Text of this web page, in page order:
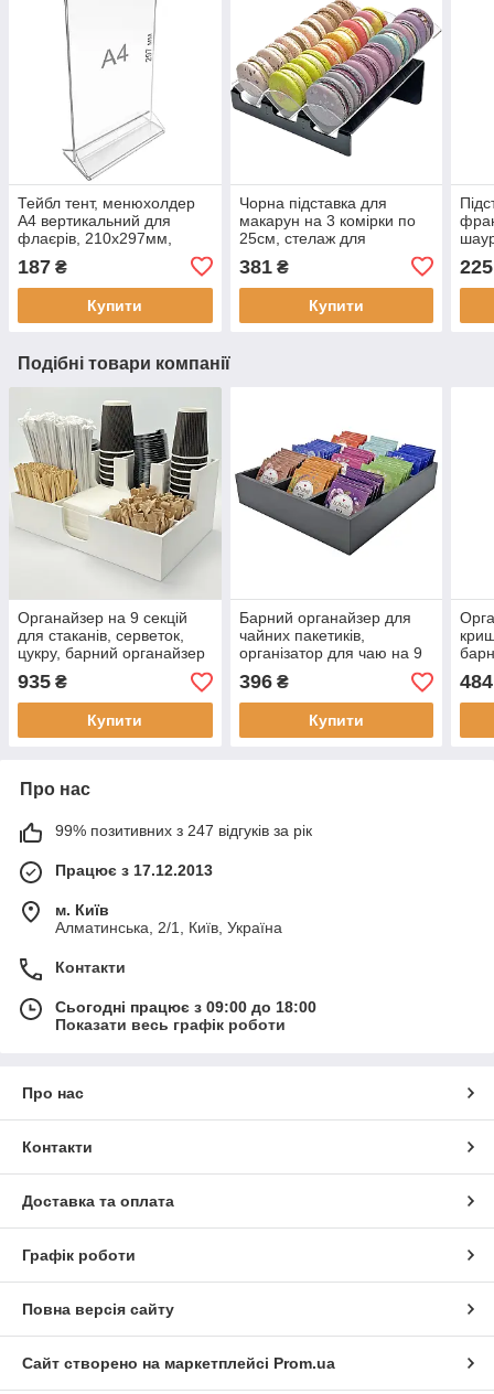
Тейбл тент, менюхолдер
А4 вертикальний для
флаєрів, 210х297мм,
187 ₴
Купити
Чорна підставка для
макарун на 3 комірки по
25см, стелаж для
вітринах
381₴
Купити
225
Подібні товари компанії
Органайзер на 9 секцій
для стаканів, серветок,
цукру, барний органайзер
935 ₴
Купити
Барний органайзер для
чайних пакетиків,
організатор для чаю на 9
396₴
Купити
484
Про нас
99% позитивних з 247 відгуків за рік
Працює з 17.12.2013
м. Київ
Алматинська, 2/1, Київ, Україна
Контакти
Сьогодні працює з 09:00 до 18:00
Показати весь графік роботи
Про нас
Контакти
Доставка та оплата
Графік роботи
Повна версія сайту
Сайт створено на маркетплейсі Prom.ua